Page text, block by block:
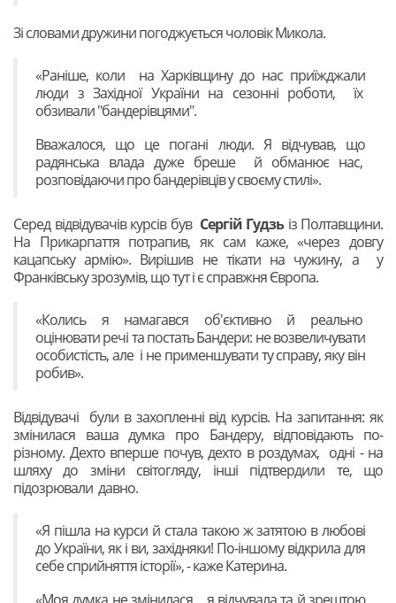
Зі словами дружини погоджується чоловік Микола.
«Раніше, коли на Харківщину до нас приїжджали
люди з Західної України на сезонні роботи, їх
обзивали "бандерівцями".
Вважалося, що це погані люди. Я відчував, що
радянська влада дуже бреше й обманює нас,
розповідаючи про бандерівців у своєму стилі».
Серед відвідувачів курсів був Сергій Гудзьіз Полтавщини.
На Прикарпаття потрапив, як сам каже, «через довгу
кацапську армію». Вирішив не тікати на чужину, а у
Франківську зрозумів, що тут і є справжня Європа.
«Колись я намагався об'єктивно й реально
оцінювати речі та постать Бандери: не возвеличувати
особистість, але і не применшувати ту справу, яку він
робив».
Відвідувачі були в захопленні від курсів. На запитання: як
змінилася ваша думка про Бандеру, відповідають по-
різному. Дехто вперше почув, дехто в роздумах, одні - на
шляху до зміни світогляду, інші підтвердили те, що
підозрювали давно.
«Я пішла на курси й стала такою ж затятою в любові
до України, як і ви, західняки! По-іншому відкрила для
себе сприйняття історії», - каже Катерина.